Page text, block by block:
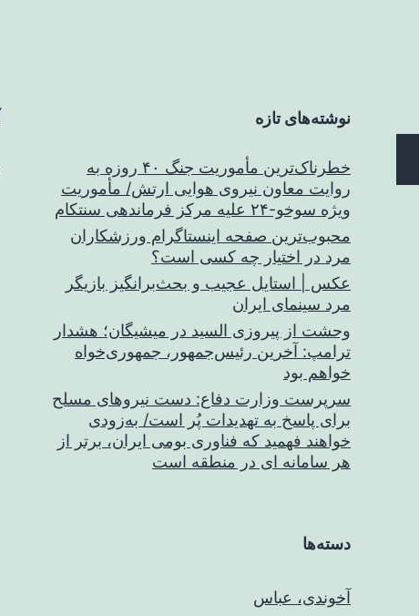
نوشته‌های تازه
خطرناک‌ترین مأموریت جنگ ۴۰ روزه به
روایت معاون نیروی هوایی ارتش/ مأموریت
ویژه سوخو-۲۴ علیه مرکز فرماندهی سنتکام
محبوب‌ترین صفحه اینستاگرام ورزشکاران
مرد در اختیار چه کسی است؟
عکس | استایل عجیب و بحث‌برانگیز بازیگر
مرد سینمای ایران
وحشت از پیروزی السید در میشیگان؛ هشدار
ترامپ: آخرین رئیس‌جمهور، جمهوری‌خواه
خواهم بود
سرپرست وزارت دفاع: دست نیروهای مسلح
برای پاسخ به تهدیدات پُر است/ به‌زودی
خواهند فهمید که فناوری بومی ایران، برتر از
هر سامانه ای در منطقه است
دسته‌ها
آخوندی، عباس